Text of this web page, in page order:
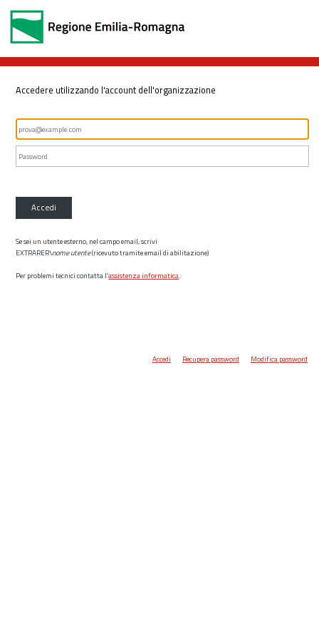
Accedere utilizzando l'account dell'organizzazione
Accedi
Se sei un utente esterno, nel campo email, scrivi
EXTRARER\nome utente(ricevuto tramite email di abilitazione)
Per problemi tecnici contatta l’assistenza informatica.
Accedi Recupera password Modifica password